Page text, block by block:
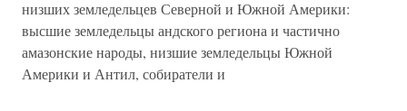
низших земледельцев Северной и Южной Америки:
высшие земледельцы андского региона и частично
амазонские народы, низшие земледельцы Южной
Америки и Антил, собиратели и